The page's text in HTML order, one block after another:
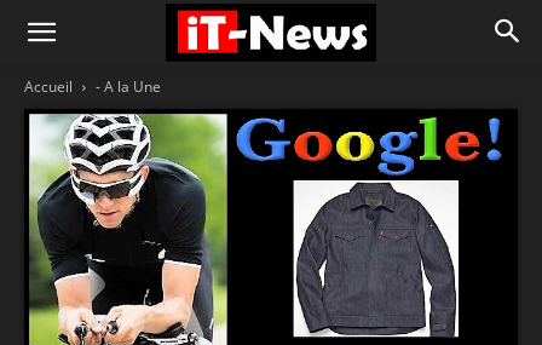
Accueil - A la Une